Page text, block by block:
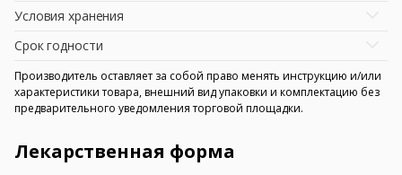
Условия хранения
Срок годности
Производитель оставляет за собой право менять инструкцию и/или
характеристики товара, внешний вид упаковки и комплектацию без
предварительного уведомления торговой площадки.
Лекарственная форма